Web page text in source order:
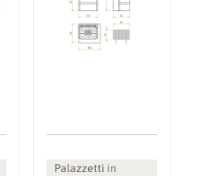
Palazzetti in